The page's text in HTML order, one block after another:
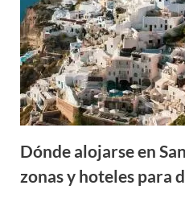
Dónde alojarse en
zonas y hoteles para